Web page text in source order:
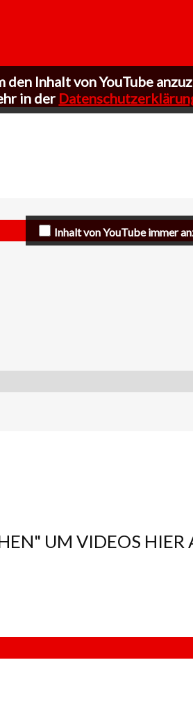
UM VIDEOS HIER
den Inhalt von YouTube
in der
Inhalt von YouTube immer